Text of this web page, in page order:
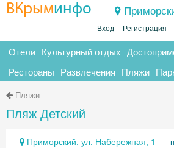
ВКрыминфо
Вход Регистрация
Отели Культурный отдых
Рестораны Развлечения Пляжи
Пляжи
Пляж Детский
Приморский, ул. Набережная, 1